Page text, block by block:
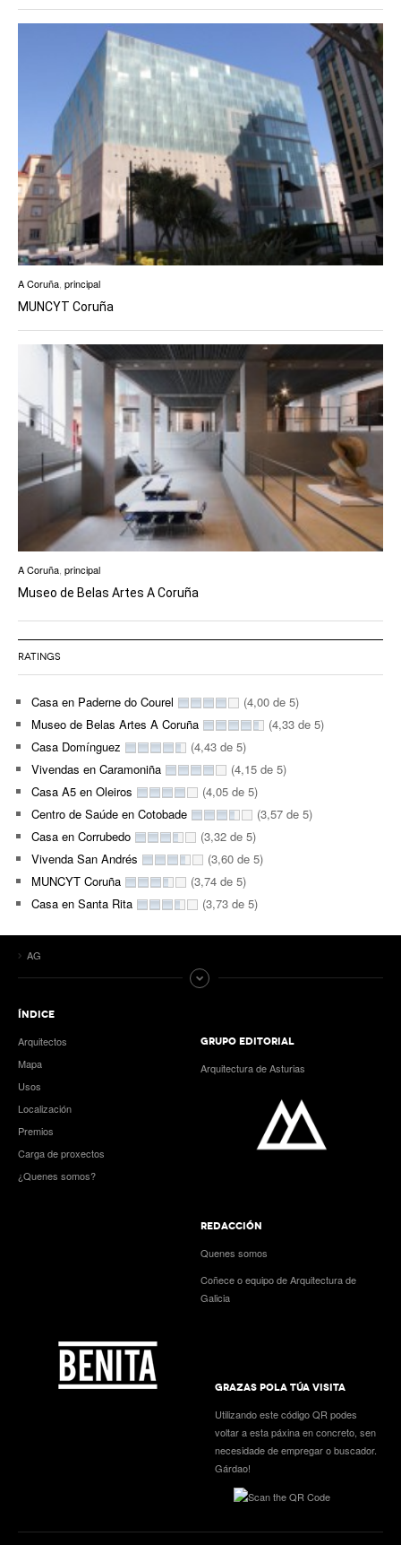
A Coruña principal
MUNCYT Coruña
A Coruña principal
Museo de Belas Artes A Coruña
RATINGS
Casa en Paderne do Courel
(4,00 de 5)
Museo de Belas Artes A Coruña
(4,33 de 5)
Casa Domínguez
(4,43 de 5)
Vivendas en Caramoniña
(4,15 de 5)
Casa A5 en Oleiros
(4,05 de 5)
Centro de Saúde en Cotobade
(3,57 de 5)
Casa en Corrubedo
(3,32 de 5)
Vivenda San Andrés
(3,60 de 5)
MUNCYT Coruña
(3,74 de 5)
Casa en Santa Rita
(3,73 de 5)
AG
ÍNDICE
Arquitectos
Mapa
Usos
Localización
Premios
Carga de proxectos
¿Quenes somos?
GRUPO EDITORIAL
Arquitectura de Asturias
REDACCIÓN
Quenes somos
Coñece o equipo de Arquitectura de
Galicia
GRAZAS POLA TÚA VISITA
Utilizando este código QR podes
voltar a esta páxina en concreto, sen
necesidade de empregar o buscador.
Gárdao!